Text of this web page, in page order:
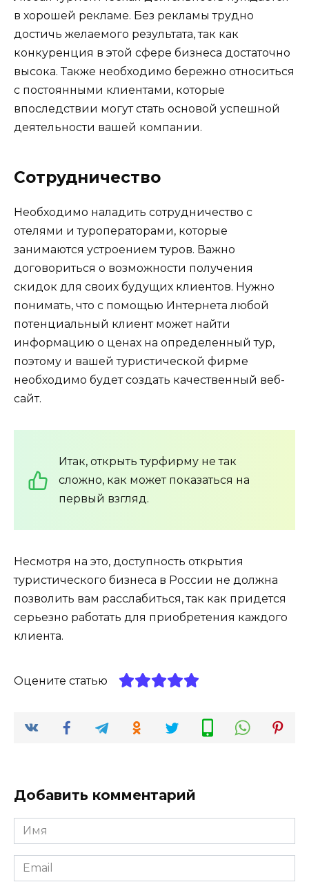
в хорошей рекламе. Без рекламы трудно
достичь желаемого результата, так как
конкуренция в этой сфере бизнеса достаточно
высока. Также необходимо бережно относиться
с постоянными клиентами, которые
впоследствии могут стать основой успешной
деятельности вашей компании.
Сотрудничество
Необходимо наладить сотрудничество с
отелями и туроператорами, которые
занимаются устроением туров. Важно
договориться о возможности получения
скидок для своих будущих клиентов. Нужно
понимать, что с помощью Интернета любой
потенциальный клиент может найти
информацию о ценах на определенный тур,
поэтому и вашей туристической фирме
необходимо будет создать качественный веб-
сайт.
Итак, открыть турфирму не так
сложно, как может показаться на
первый взгляд.
Несмотря на это, доступность открытия
туристического бизнеса в России не должна
позволить вам расслабиться, так как придется
серьезно работать для приобретения каждого
клиента.
Оцените статью
Добавить комментарий
Имя
*
Email
*